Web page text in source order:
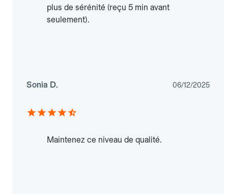
plus de sérénité (reçu 5 min avant
seulement).
Sonia D. 06/12/2025
Maintenez ce niveau de qualité.